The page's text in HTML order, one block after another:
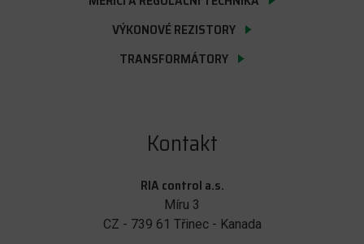
VÝKONOVÉ REZISTORY
TRANSFORMÁTORY
Kontakt
RIA control a.s.
Míru 3
CZ - 739 61 Třinec - Kanada